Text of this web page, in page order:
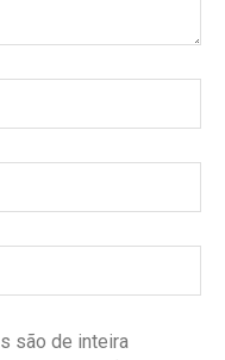
são de inteira